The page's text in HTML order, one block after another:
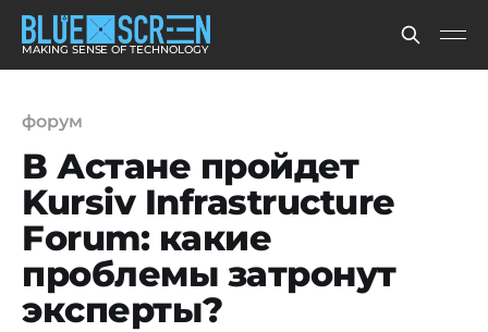
MAKING SENSE OF TECHNOLOGY
форум
В Астане пройдет
Kursiv Infrastructure
Forum: какие
проблемы затронут
эксперты?